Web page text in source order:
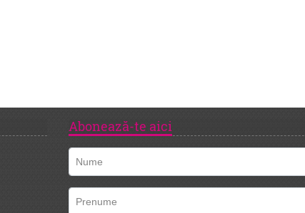
Abonează-te aici
Nume
Prenume